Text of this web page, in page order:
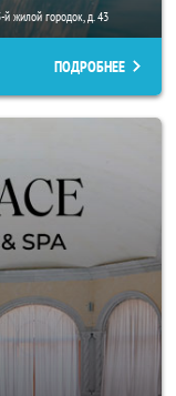
й жилой городок, д. 43
ПОДРОБНЕЕ